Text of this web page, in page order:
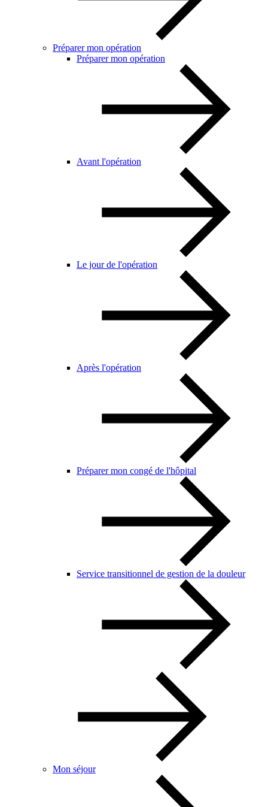
Préparer mon opération
Préparer mon opération
Avant l'opération
Le jour de l'opération
Après l'opération
Préparer mon congé de l'hôpital
Service transitionnel de gestion de la douleur
Mon séjour